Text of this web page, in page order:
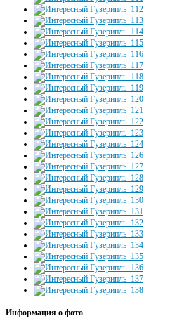
Информация о фото